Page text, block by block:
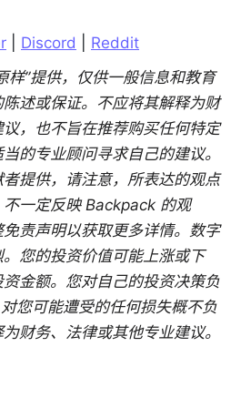
Discord
Reddit
样”提供，仅供一般信息和教育
述或保证。不应将其解释为财
，也不旨在推荐购买任何特定
的专业顾问寻求自己的建议。
提供，请注意，所表达的观点
一定反映 Backpack 的观
责声明以获取更多详情。数字
您的投资价值可能上涨或下
金额。您对自己的投资决策负
您可能遭受的任何损失概不负
财务、法律或其他专业建议。